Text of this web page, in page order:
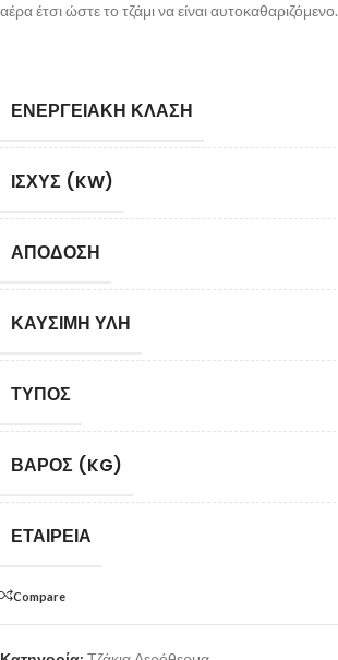
αέρα έτσι ώστε το τζάμι να είναι αυτοκαθαριζόμενο.
ΕΝΕΡΓΕΙΑΚΉ ΚΛΆΣΗ
ΙΣΧΎΣ (KW)
ΑΠΌΔΟΣΗ
ΚΑΎΣΙΜΗ ΎΛΗ
ΤΎΠΟΣ
ΒΆΡΟΣ (KG)
ΕΤΑΙΡΕΊΑ
Compare